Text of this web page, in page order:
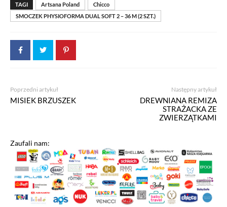
TAGI Artsana Poland
Chicco
SMOCZEK PHYSIOFORMA DUAL SOFT 2 – 36 M (2 SZT.)
Poprzedni artykuł
MISIEK BRZUSZEK
Następny artykuł
DREWNIANA REMIZA
STRAŻACKA ZE
ZWIERZĄTKAMI
Zaufali nam: